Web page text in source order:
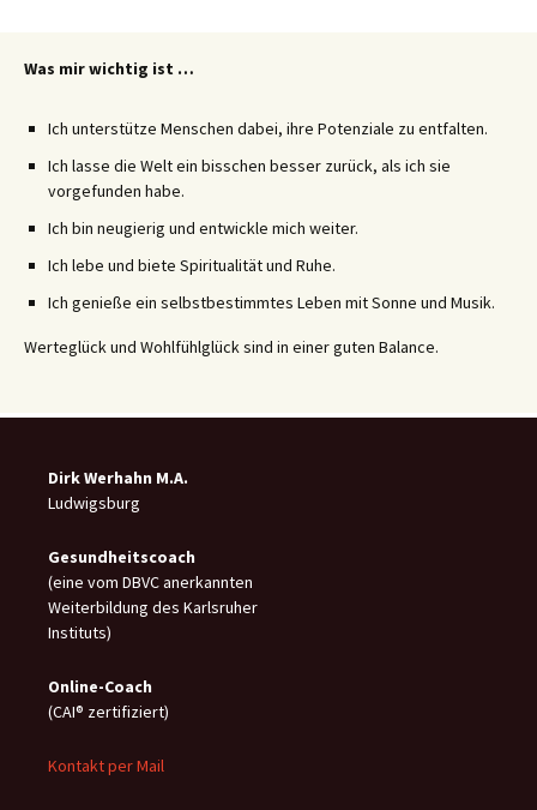
Was mir wichtig ist …
Ich unterstütze Menschen dabei, ihre Potenziale zu entfalten.
Ich lasse die Welt ein bisschen besser zurück, als ich sie
vorgefunden habe.
Ich bin neugierig und entwickle mich weiter.
Ich lebe und biete Spiritualität und Ruhe.
Ich genieße ein selbstbestimmtes Leben mit Sonne und Musik.
Werteglück und Wohlfühlglück sind in einer guten Balance.
Dirk Werhahn M.A.
Ludwigsburg
Gesundheitscoach
(eine vom DBVC anerkannten
Weiterbildung des Karlsruher
Instituts)
Online-Coach
(CAI® zertifiziert)
Kontakt per Mail